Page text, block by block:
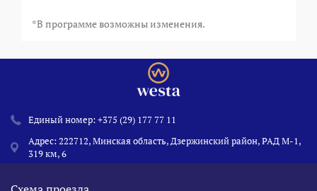
*В программе возможны изменения.
Единый номер:+375 (29) 177 77 11
Адрес: 222712, Минская область, Дзержинский район, РАД М-1,
319 км, 6